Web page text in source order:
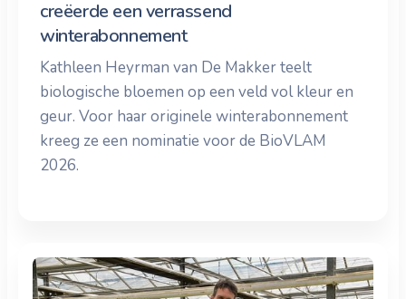
creëerde een verrassend
winterabonnement
Kathleen Heyrman van De Makker teelt
biologische bloemen op een veld vol kleur en
geur. Voor haar originele winterabonnement
kreeg ze een nominatie voor de BioVLAM
2026.